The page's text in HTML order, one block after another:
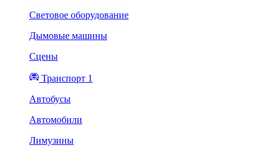
Световое оборудование
Дымовые машины
Сцены
Транспорт 1
Автобусы
Автомобили
Лимузины